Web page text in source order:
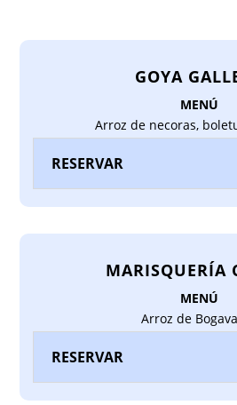
GOYA
MENÚ
Arroz de necoras,
RESERVAR
MARISQUERÍA
MENÚ
Arroz de
RESERVAR